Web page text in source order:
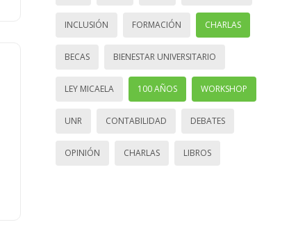
INCLUSIÓN FORMACIÓN CHARLAS
BECAS BIENESTAR UNIVERSITARIO
LEY MICAELA 100 AÑOS WORKSHOP
UNR CONTABILIDAD DEBATES
OPINIÓN CHARLAS LIBROS